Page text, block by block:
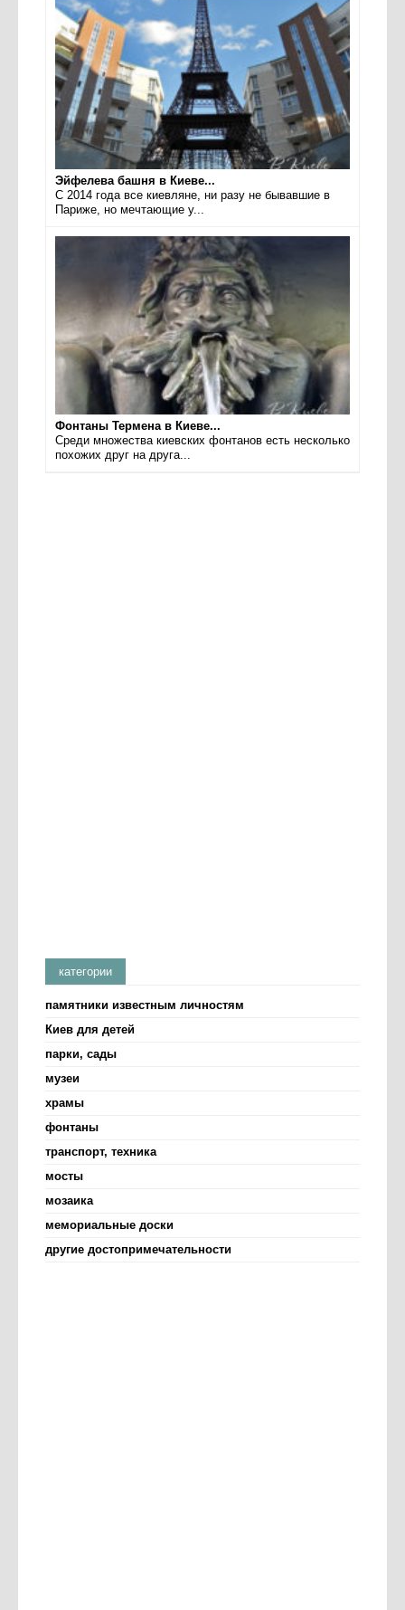
Эйфелева башня в Киеве...
С 2014 года все киевляне, ни разу не бывавшие в
Париже, но мечтающие у...
Фонтаны Термена в Киеве...
Среди множества киевских фонтанов есть несколько
похожих друг на друга...
категории
памятники известным личностям
Киев для детей
парки, сады
музеи
храмы
фонтаны
транспорт, техника
мосты
мозаика
мемориальные доски
другие достопримечательности